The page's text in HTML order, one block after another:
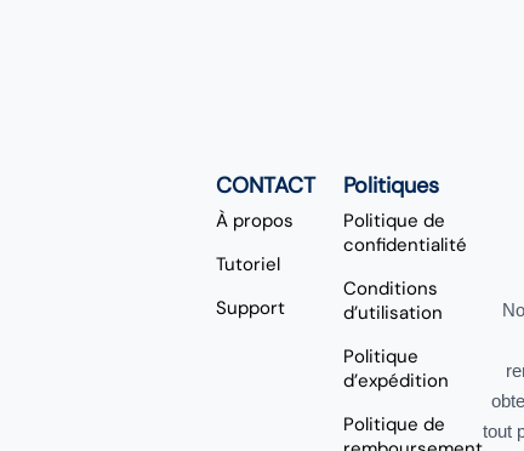
CONTACT
À propos
Tutoriel
Support
Politiques
Politique de
confidentialité
Conditions
d’utilisation
Politique
d’expédition
Politique de
tout